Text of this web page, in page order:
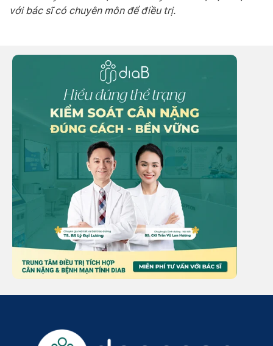
với bác sĩ có chuyên môn để điều trị.